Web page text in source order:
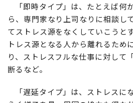
「即時タイプ」は、たとえば何
ら、専門家なり上司なりに相談し
てストレス源をなくしていこうと
トレス源となる人から離れるため
り、ストレスフルな仕事に対して
断るなど。
「遅延タイプ」は、ストレスに